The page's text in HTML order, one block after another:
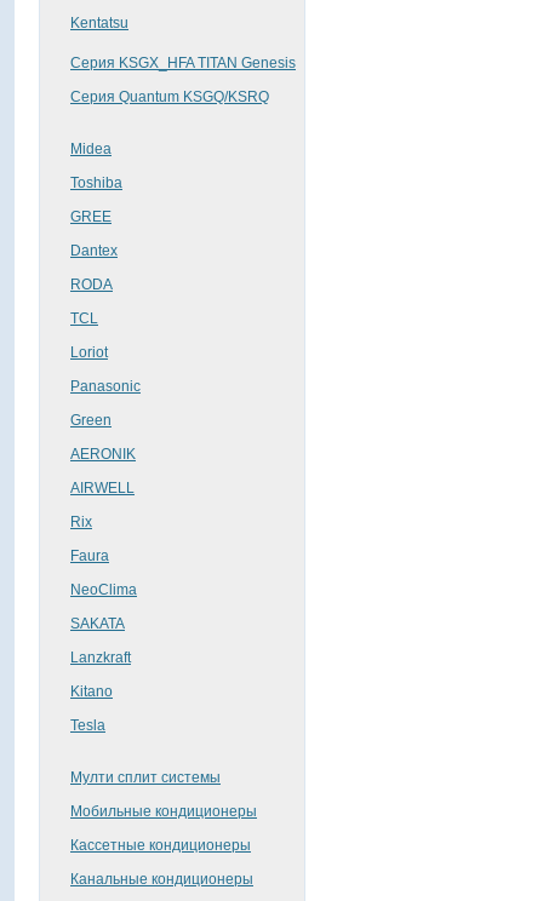
Kentatsu
Серия KSGX_HFA TITAN Genesis
Серия Quantum KSGQ/KSRQ
Midea
Toshiba
GREE
Dantex
RОDA
TCL
Loriot
Panasonic
Green
AERONIK
AIRWELL
Rix
Faura
NeoClima
SAKATA
Lanzkraft
Kitano
Tesla
Мулти сплит системы
Мобильные кондиционеры
Кассетные кондиционеры
Канальные кондиционеры